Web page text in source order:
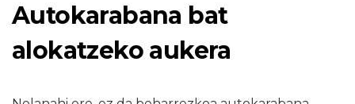
Autokarabana bat
alokatzeko aukera